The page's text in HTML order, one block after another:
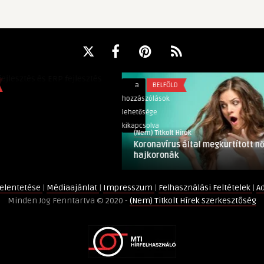
Koronavírus
megkurtított
hajkoronák
bejegyzéshez
hozzászólások
lehetősége
kikapcsolva
BELFÖLD
(Nem) Titkolt Hírek
Koronavírus által megkurtított női
hajkoronák
| Médiaajánlat | Impresszum | Felhasználási Feltételek |
Minden Jog Fenntartva © 2020 - (Nem) Titkolt Hírek Szerkesztőség